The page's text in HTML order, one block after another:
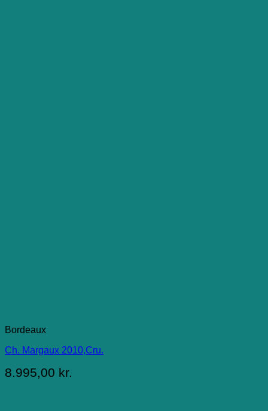
Bordeaux
Ch. Margaux 2010,Cru.
8.995,00 kr.